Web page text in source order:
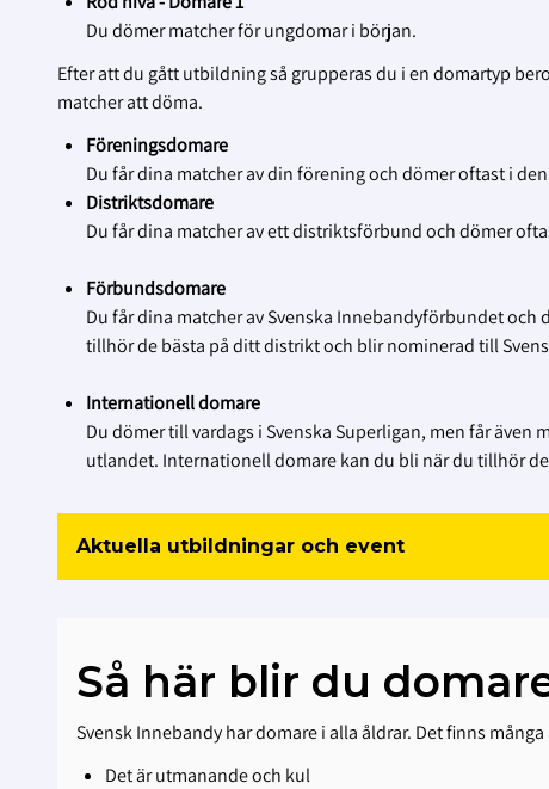
Du dömer matcher för ungdomar i början.
Efter att du gått utbildning så grupperas du i en domartyp
matcher att döma.
Föreningsdomare
Du får dina matcher av din förening och dömer oftast i
Distriktsdomare
Du får dina matcher av ett distriktsförbund och dömer
Förbundsdomare
Du får dina matcher av Svenska Innebandyförbundet
tillhör de bästa på ditt distrikt och blir nominerad till
Internationell domare
Du dömer till vardags i Svenska Superligan, men får
utlandet. Internationell domare kan du bli när du tillhör
Aktuella utbildningar och event
Så här blir du
Svensk Innebandy har domare i alla åldrar. Det finns
Det är utmanande och kul